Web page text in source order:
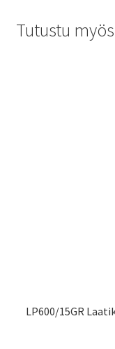
Tutustu myös
LP600/15GR